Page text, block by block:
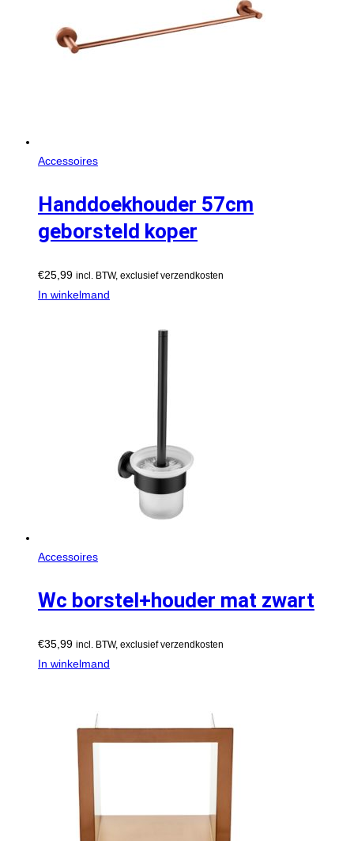
Accessoires
Handdoekhouder 57cm
geborsteld koper
€25,99 incl. BTW, exclusief verzendkosten
In winkelmand
Accessoires
Wc borstel+houder mat zwart
€35,99 incl. BTW, exclusief verzendkosten
In winkelmand